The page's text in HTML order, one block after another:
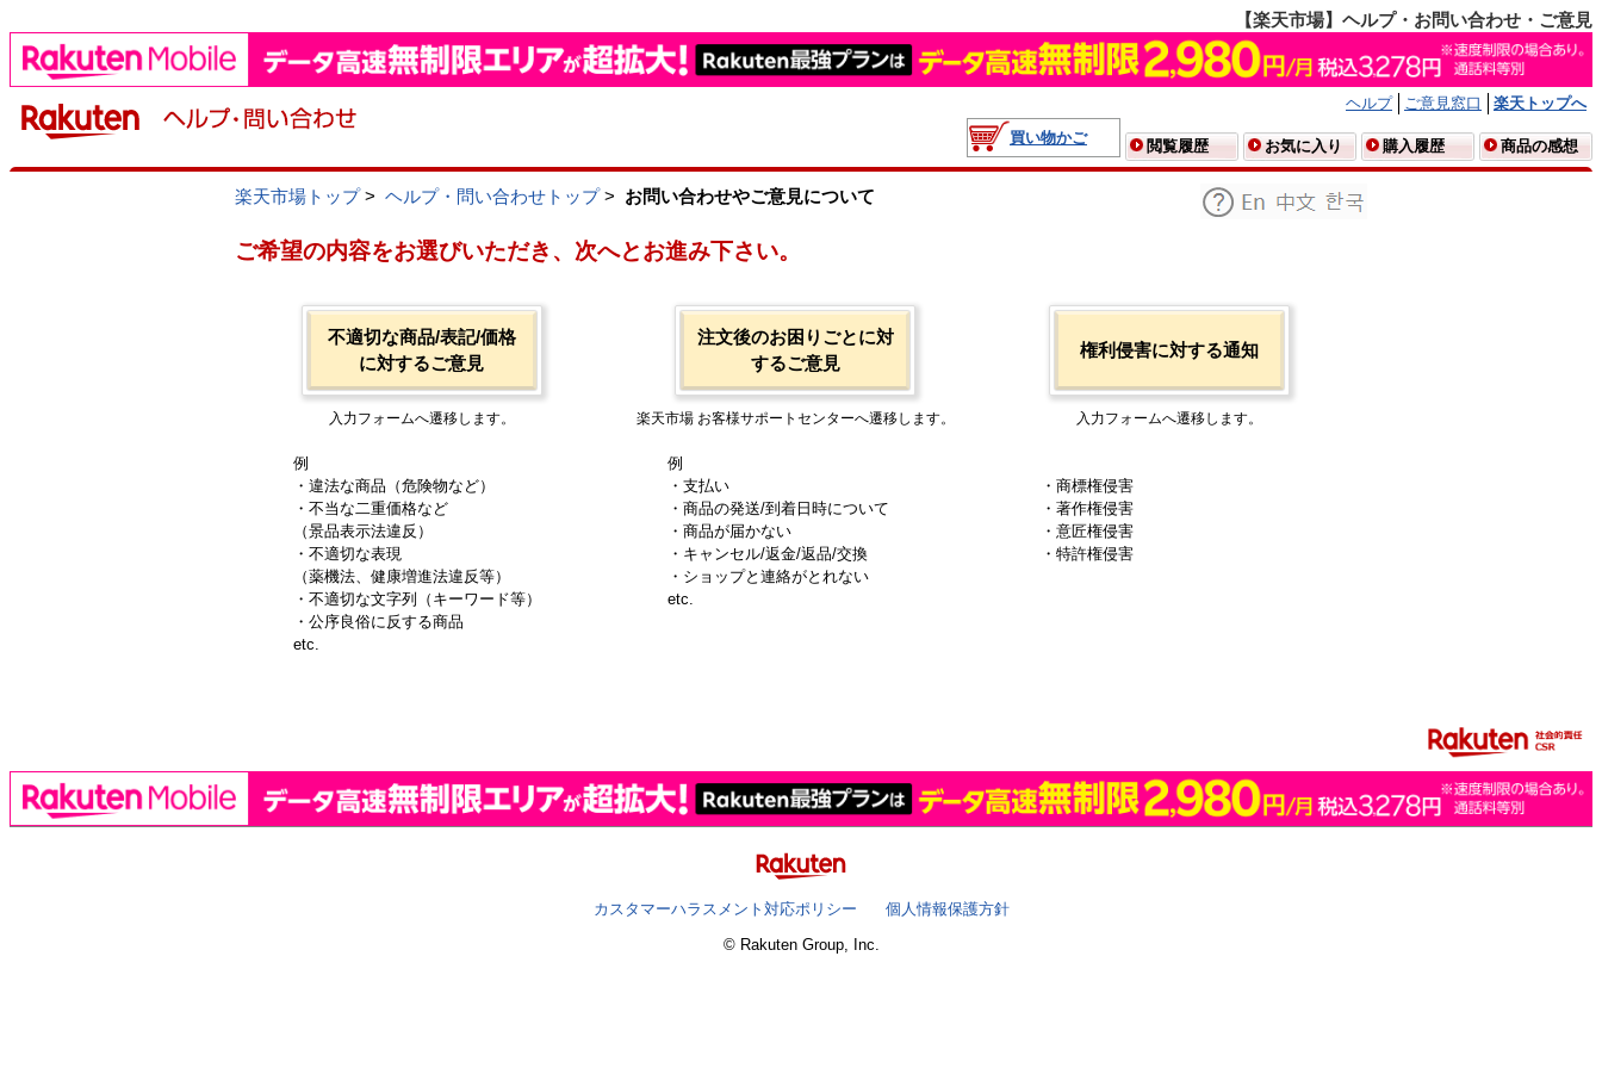
【楽天市場】ヘルプ・お問い合わせ・ご意見
ヘルプ ご意見窓口
楽天トップへ
買い物かご
閲覧履歴 お気に入り 購入履歴 商品の感想
楽天市場トップ> ヘルプ・問い合わせトップ> お問い合わせやご意見について
ご希望の内容をお選びいただき、次へとお進み下さい。
不適切な商品/表記/価格
に対するご意見
入力フォームへ遷移します。
例
・違法な商品（危険物など）
・不当な二重価格など
（景品表示法違反）
・不適切な表現
（薬機法、健康増進法違反等）
・不適切な文字列（キーワード等）
・公序良俗に反する商品
etc.
注文後のお困りごとに対
するご意見
楽天市場 お客様サポートセンターへ遷移します。
例
・支払い
・商品の発送/到着日時について
・商品が届かない
・キャンセル/返金/返品/交換
・ショップと連絡がとれない
etc.
権利侵害に対する通知
入力フォームへ遷移します。
・商標権侵害
・著作権侵害
・意匠権侵害
・特許権侵害
カスタマーハラスメント対応ポリシー
個人情報保護方針
© Rakuten Group, Inc.